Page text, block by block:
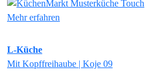
Mehr erfahren
L-Küche
Mit Kopffreihaube | Koje 09